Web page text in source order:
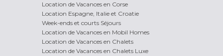
Location de Vacances en Corse
Location Espagne, Italie et Croatie
Week-ends et courts Séjours
Location de Vacances en Mobil Homes
Location de Vacances en Chalets
Location de Vacances en Chalets Luxe